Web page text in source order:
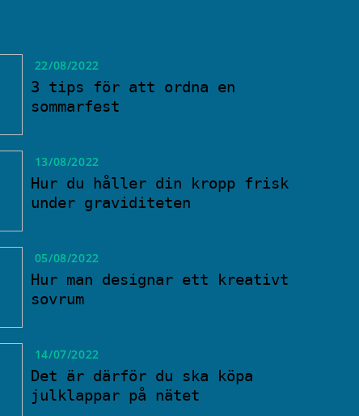
22/08/2022
3 tips för att ordna en
sommarfest
13/08/2022
Hur du håller din kropp frisk
under graviditeten
05/08/2022
Hur man designar ett kreativt
sovrum
14/07/2022
Det är därför du ska köpa
julklappar på nätet